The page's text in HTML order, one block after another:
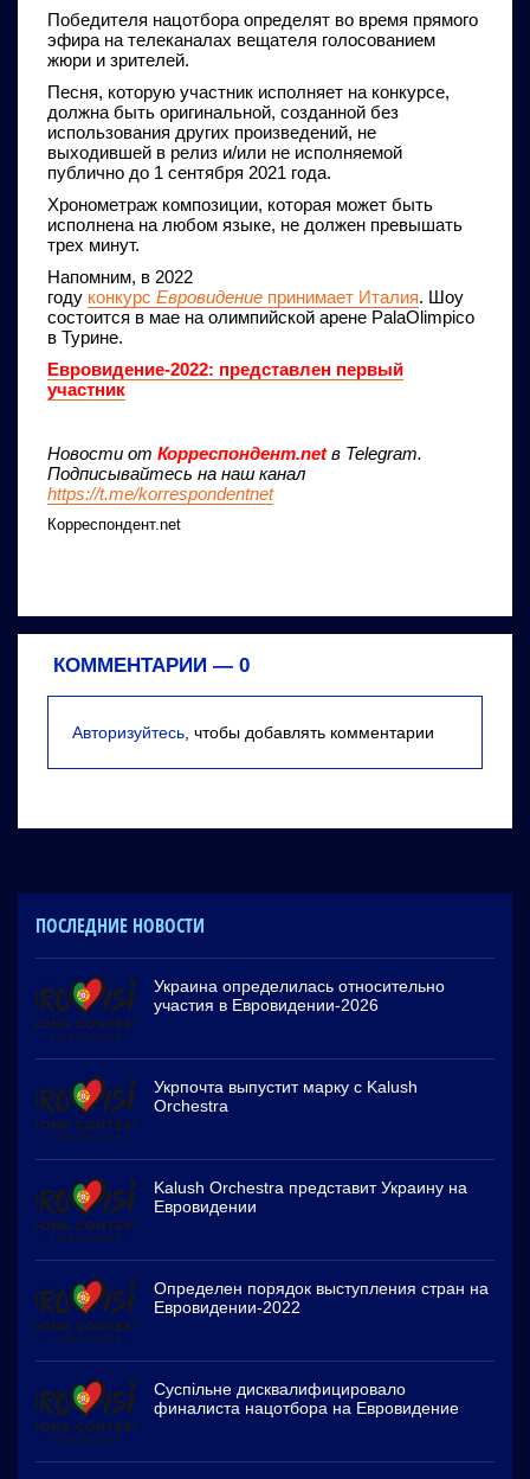
Победителя нацотбора определят во время прямого
эфира на телеканалах вещателя голосованием
жюри и зрителей.
Песня, которую участник исполняет на конкурсе,
должна быть оригинальной, созданной без
использования других произведений, не
выходившей в релиз и/или не исполняемой
публично до 1 сентября 2021 года.
Хронометраж композиции, которая может быть
исполнена на любом языке, не должен превышать
трех минут.
Напомним, в 2022
году конкурс Евровидение принимает Италия. Шоу
состоится в мае на олимпийской арене PalaOlimpico
в Турине.
Евровидение-2022: представлен первый
участник
Новости от Корреспондент.netв Telegram.
Подписывайтесь на наш канал
https://t.me/korrespondentnet
Корреспондент.net
КОММЕНТАРИИ — 0
Авторизуйтесь , чтобы добавлять комментарии
ПОСЛЕДНИЕ НОВОСТИ
Украина определилась относительно
участия в Евровидении-2026
Укрпочта выпустит марку с Kalush
Orchestra
Kalush Orchestra представит Украину на
Евровидении
Определен порядок выступления стран на
Евровидении-2022
Суспільне дисквалифицировало
финалиста нацотбора на Евровидение